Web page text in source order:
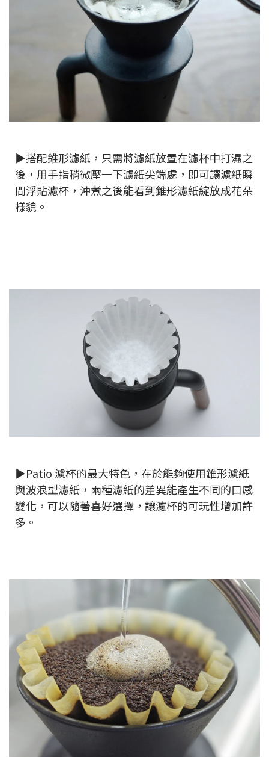
▶搭配錐形濾紙，只需將濾紙放置在濾杯中打濕之
後，用手指稍微壓一下濾紙尖端處，即可讓濾紙瞬
間浮貼濾杯，沖煮之後能看到錐形濾紙綻放成花朵
樣貌。
▶Patio 濾杯的最大特色，在於能夠使用錐形濾紙
與波浪型濾紙，兩種濾紙的差異能產生不同的口感
變化，可以隨著喜好選擇，讓濾杯的可玩性增加許
多。